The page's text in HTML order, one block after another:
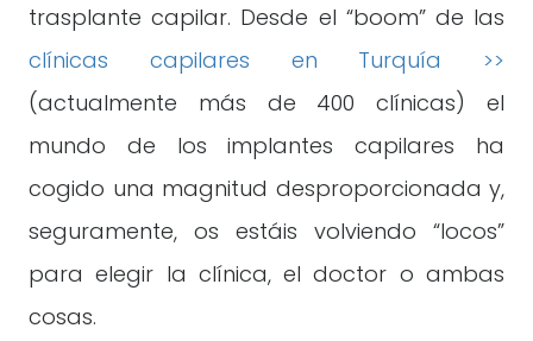
trasplante capilar. Desde el “boom” de las
clínicas capilares en Turquía >>
(actualmente más de 400 clínicas) el
mundo de los implantes capilares ha
cogido una magnitud desproporcionada y,
seguramente, os estáis volviendo “locos”
para elegir la clínica, el doctor o ambas
cosas.